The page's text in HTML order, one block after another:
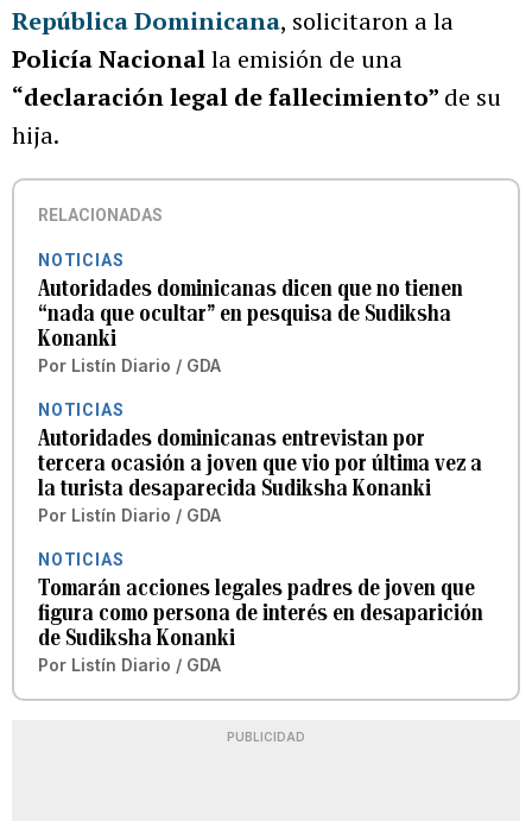
República Dominicana, solicitaron a la
Policía Nacionalla emisión de una
“declaración legal de fallecimiento” de su
hija.
RELACIONADAS
NOTICIAS
Autoridades dominicanas dicen que no tienen
“nada que ocultar” en pesquisa de Sudiksha
Konanki
Por Listín Diario / GDA
NOTICIAS
Autoridades dominicanas entrevistan por
tercera ocasión a joven que vio por última vez a
la turista desaparecida Sudiksha Konanki
Por Listín Diario / GDA
NOTICIAS
Tomarán acciones legales padres de joven que
figura como persona de interés en desaparición
de Sudiksha Konanki
Por Listín Diario / GDA
PUBLICIDAD